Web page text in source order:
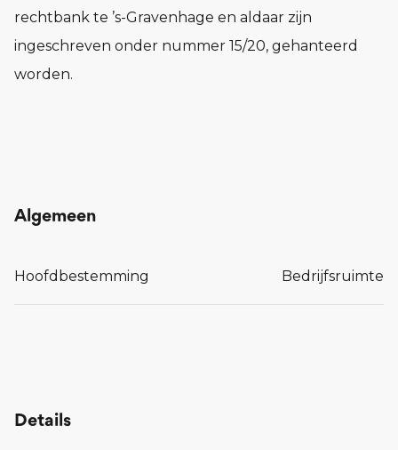
rechtbank te ’s-Gravenhage en aldaar zijn
ingeschreven onder nummer 15/20, gehanteerd
worden.
Algemeen
Hoofdbestemming Bedrijfsruimte
Details